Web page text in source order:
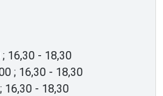
16,30 - 18,30
; 16,30 - 18,30
16,30 - 18,30